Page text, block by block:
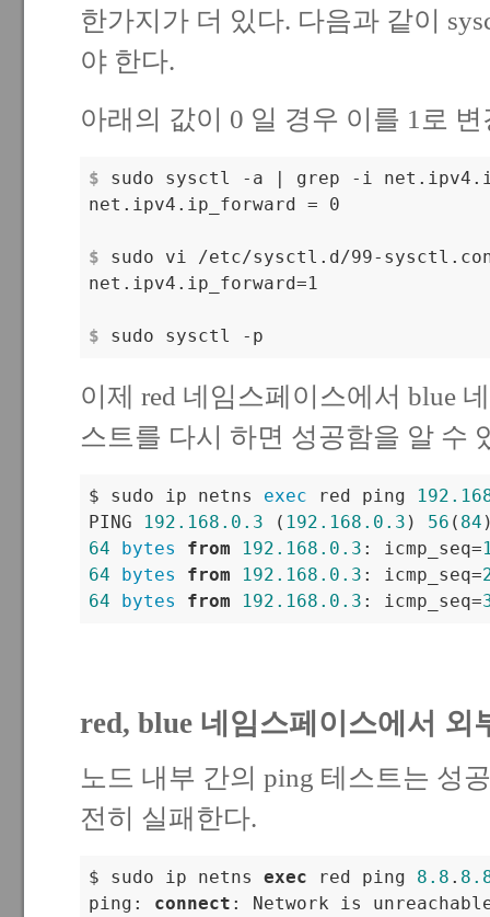
한가지가 더 있다. 다음과 같이
야 한다.
아래의 값이 0 일 경우 이를 1로
$ sudo sysctl -a | grep -i
$ sudo vi /etc/sysctl.d/99-
$ sudo sysctl -p
이제 red 네임스페이스에서 blue
스트를 다시 하면 성공함을 알 수
$ sudo ip netns exec red ping
PING
192.168 .0 .3 ( 192.168 .0 .3 ) 56 ( 84
64
bytes from 192.168 .0 .3 : icmp_seq=
64
bytes from 192.168 .0 .3 : icmp_seq=
64
bytes from 192.168 .0 .3 : icmp_seq=
red, blue 네임스페이스에서 외
노드 내부 간의 ping 테스트는 성
전히 실패한다.
$ sudo ip netns exec red ping 8.8 .
ping: connect